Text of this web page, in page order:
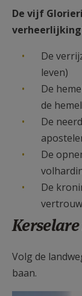
De vijf
De
leven)
De
de
De
De
De
Volg de
baan.